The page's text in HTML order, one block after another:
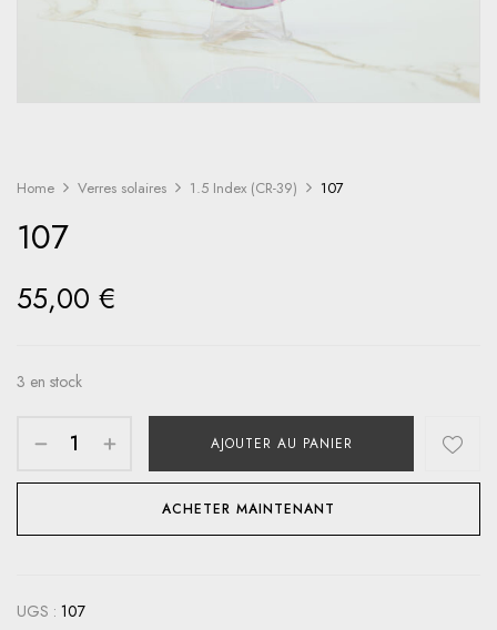
Home Verres solaires 1.5 Index (CR-39) 107
107
55,00 €
3 en stock
AJOUTER AU PANIER
ACHETER MAINTENANT
UGS : 107